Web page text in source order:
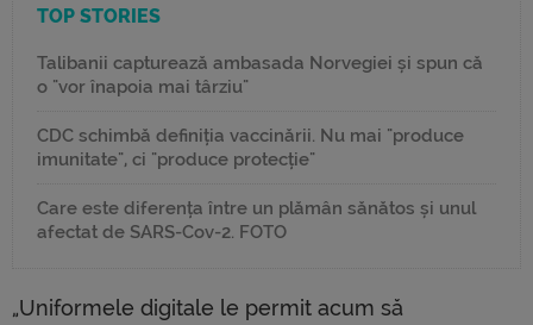
TOP STORIES
Talibanii capturează ambasada Norvegiei și spun că
o "vor înapoia mai târziu"
CDC schimbă definiția vaccinării. Nu mai "produce
imunitate", ci "produce protecție"
Care este diferența între un plămân sănătos și unul
afectat de SARS-Cov-2. FOTO
„Uniformele digitale le permit acum să